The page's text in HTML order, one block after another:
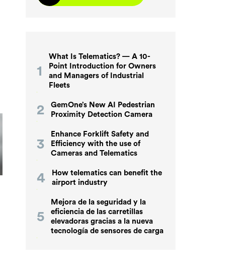
What Is Telematics? — A 10-
Point Introduction for Owners
and Managers of Industrial
Fleets
GemOne’s New AI Pedestrian
Proximity Detection Camera
Enhance Forklift Safety and
Efficiency with the use of
Cameras and Telematics
How telematics can benefit the
airport industry
Mejora de la seguridad y la
eficiencia de las carretillas
elevadoras gracias a la nueva
tecnología de sensores de carga